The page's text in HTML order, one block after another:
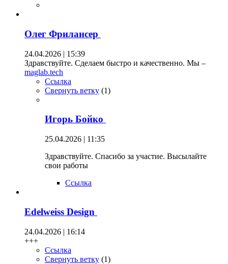
Олег Фрилансер
24.04.2026 | 15:39
Здравствуйте. Сделаем быстро и качественно. Мы –
maglab.tech
Ссылка
Свернуть ветку (1)
Игорь Бойко
25.04.2026 | 11:35
Здравствуйте. Спасибо за участие. Высылайте
свои работы
Ссылка
Edelweiss Design
24.04.2026 | 16:14
+++
Ссылка
Свернуть ветку (1)